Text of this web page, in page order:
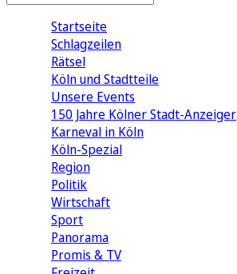
Startseite
Schlagzeilen
Rätsel
Köln und Stadtteile
Unsere Events
150 Jahre Kölner Stadt-Anzeiger
Karneval in Köln
Köln-Spezial
Region
Politik
Wirtschaft
Sport
Panorama
Promis & TV